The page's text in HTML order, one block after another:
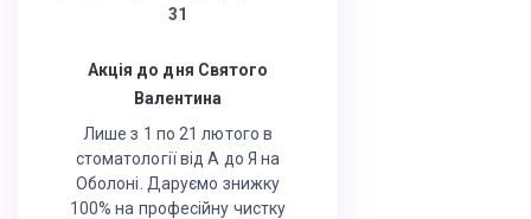
31
Акція до дня Святого
Валентина
Лише з 1 по 21 лютого в
стоматології від А до Я на
Оболоні. Даруємо знижку
100% на професійну чистку